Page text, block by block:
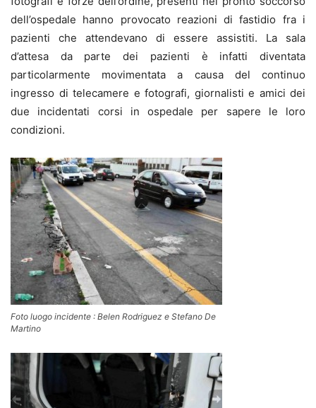
dell’ospedale hanno provocato reazioni di fastidio fra i
pazienti che attendevano di essere assistiti. La sala
d’attesa da parte dei pazienti è infatti diventata
particolarmente movimentata a causa del continuo
ingresso di telecamere e fotografi, giornalisti e amici dei
due incidentati corsi in ospedale per sapere le loro
condizioni.
Foto luogo incidente : Belen Rodriguez e Stefano De
Martino